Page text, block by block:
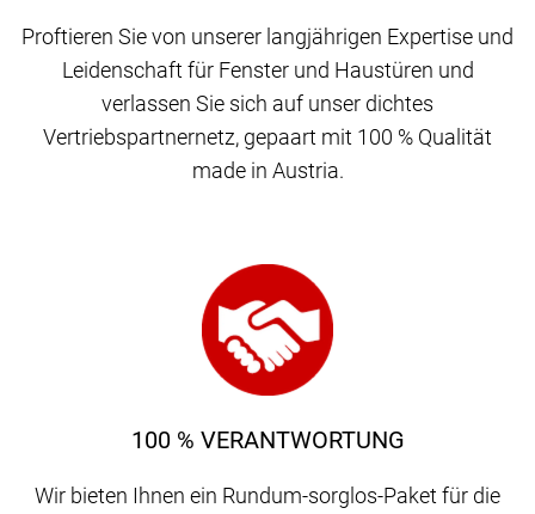
Proftieren Sie von unserer langjährigen Expertise und
Leidenschaft für Fenster und Haustüren und
verlassen Sie sich auf unser dichtes
Vertriebspartnernetz, gepaart mit 100 % Qualität
made in Austria.
100 % VERANTWORTUNG
Wir bieten Ihnen ein Rundum-sorglos-Paket für die